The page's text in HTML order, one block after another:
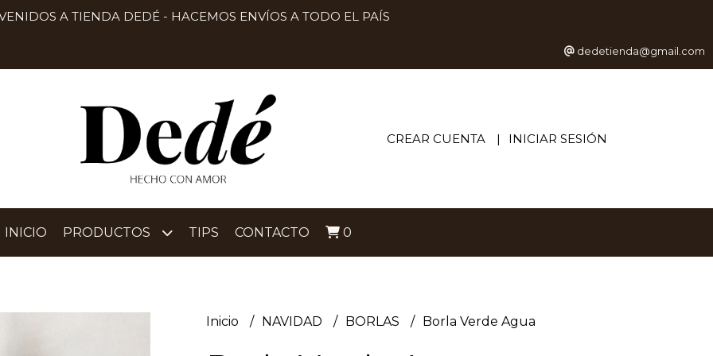
A TIENDA DEDÉ - HACEMOS ENVÍOS A TODO EL PAÍS
dedetienda@gmail.com
CREAR CUENTA INICIAR SESIÓN
INICIO PRODUCTOS TIPS CONTACTO 0
Inicio NAVIDAD BORLAS Borla Verde Agua